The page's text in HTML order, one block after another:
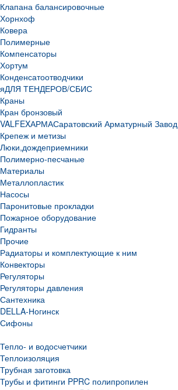
Клапана балансировочные
Хорнхоф
Ковера
Полимерные
Компенсаторы
Хортум
Конденсатоотводчики
яДЛЯ ТЕНДЕРОВ/СБИС
Краны
Кран бронзовый
VALFEXАРМАСаратовский Арматурный Завод
Крепеж и метизы
Люки,дождеприемники
Полимерно-песчаные
Материалы
Металлопластик
Насосы
Паронитовые прокладки
Пожарное оборудование
Гидранты
Прочие
Радиаторы и комплектующие к ним
Конвекторы
Регуляторы
Регуляторы давления
Сантехника
DELLA-Ногинск
Сифоны
Тепло- и водосчетчики
Теплоизоляция
Трубная заготовка
Трубы и фитинги PPRC полипропилен